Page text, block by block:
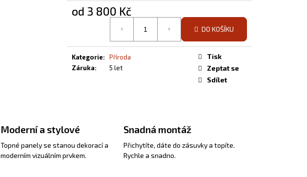
od 3 800 Kč
DO KOŠÍKU
Kategorie:
Příroda
Záruka: 5 let
Tisk
Zeptat se
Sdílet
Moderní a stylové
Topné panely se stanou dekorací a
moderním vizuálním prvkem.
Snadná montáž
Přichytíte, dáte do zásuvky a topíte.
Rychle a snadno.